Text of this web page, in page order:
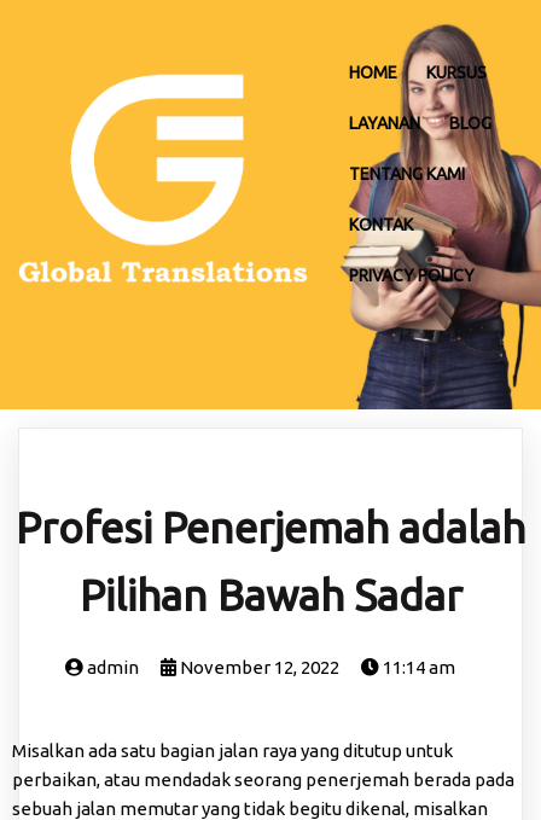
HOME KURSUS
LAYANAN BLOG
TENTANG KAMI
KONTAK
PRIVACY POLICY
Profesi Penerjemah adalah
Pilihan Bawah Sadar
admin November 12, 2022 11:14 am
Misalkan ada satu bagian jalan raya yang ditutup untuk
perbaikan, atau mendadak seorang penerjemah berada pada
sebuah jalan memutar yang tidak begitu dikenal, misalkan